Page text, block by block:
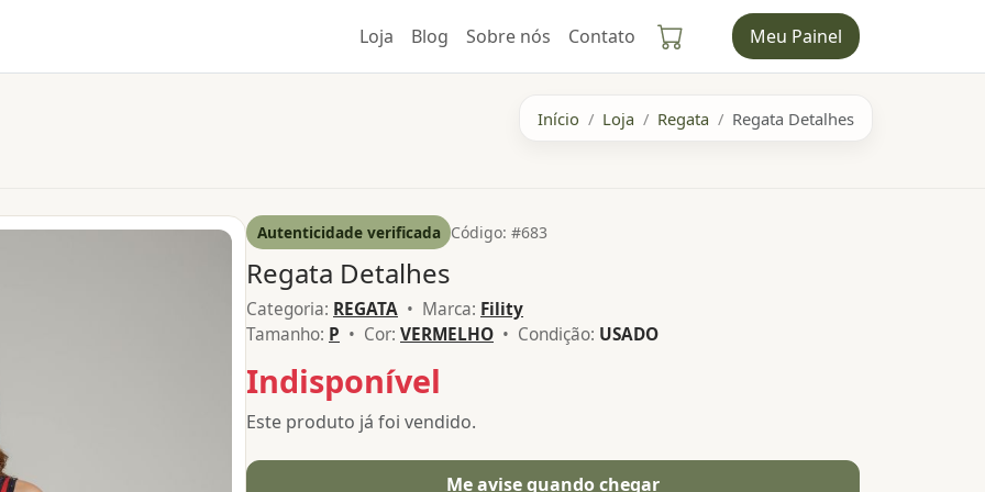
Loja Blog Sobre nós Contato Meu Painel
Início Loja Regata Regata Detalhes
Autenticidade verificada Código: #683
Regata Detalhes
Categoria: REGATA • Marca: Fility
Tamanho: P • Cor: VERMELHO • Condição: USADO
Indisponível
Este produto já foi vendido.
Me avise quando chegar